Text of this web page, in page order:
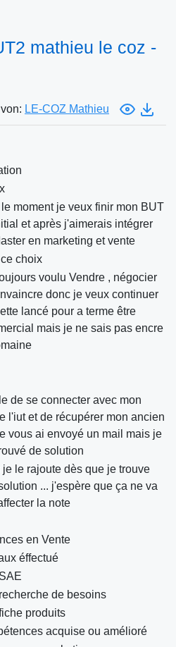
mathieu le coz -
LE-COZ Mathieu
moment je veux finir mon BUT
et après j'aimerais intégrer
en marketing et vente
choix
voulu Vendre , négocier
donc je veux continuer
lancé pour a terme être
mais je ne sais pas encre
de se connecter avec mon
l'iut et de récupérer mon ancien
vous ai envoyé un mail mais je
de solution
je le rajoute dès que je trouve
... j'espère que ça ne va
la note
en Vente
éffectué
SAE
recherche de besoins
produits
acquise ou amélioré